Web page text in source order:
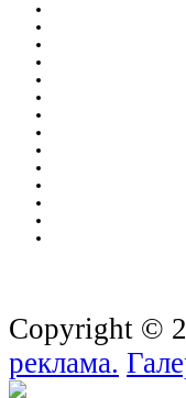
Copyright ©
реклама.